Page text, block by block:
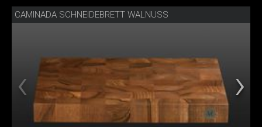
CAMINADA SCHNEIDEBRETT WALNUSS